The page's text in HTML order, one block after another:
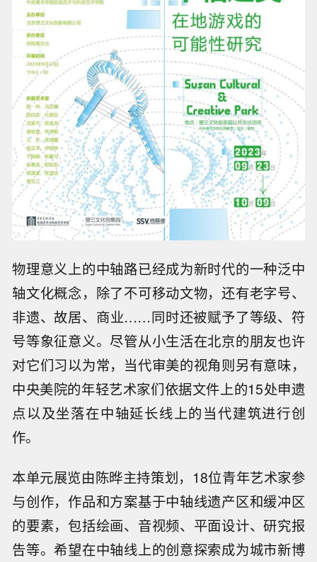
物理意义上的中轴路已经成为新时代的一种泛中
轴文化概念，除了不可移动文物，还有老字号、
非遗、故居、商业……同时还被赋予了等级、符
号等象征意义。尽管从小生活在北京的朋友也许
对它们习以为常，当代审美的视角则另有意味，
中央美院的年轻艺术家们依据文件上的15处申遗
点以及坐落在中轴延长线上的当代建筑进行创
作。
本单元展览由陈晔主持策划，18位青年艺术家参
与创作，作品和方案基于中轴线遗产区和缓冲区
的要素，包括绘画、音视频、平面设计、研究报
告等。希望在中轴线上的创意探索成为城市新博